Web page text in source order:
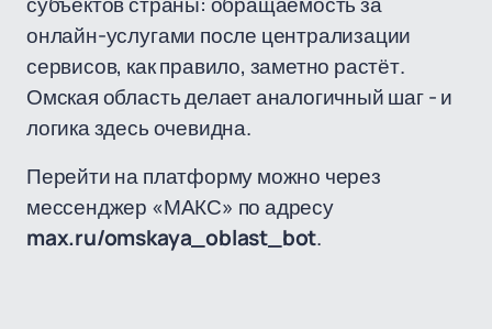
онлайн-услугами после централизации
сервисов, как правило, заметно растёт.
Омская область делает аналогичный шаг - и
логика здесь очевидна.
Перейти на платформу можно через
мессенджер «МАКС» по адресу
max.ru/omskaya_oblast_bot.